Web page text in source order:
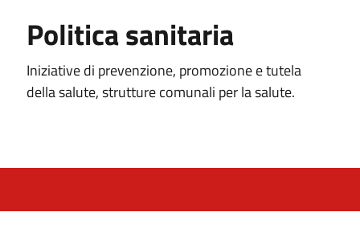
Politica sanitaria
Iniziative di prevenzione, promozione e tutela
della salute, strutture comunali per la salute.